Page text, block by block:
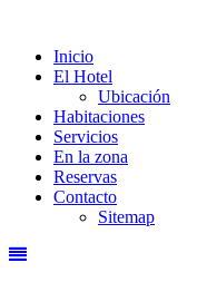
Inicio
El Hotel
Ubicación
Habitaciones
Servicios
En la zona
Reservas
Contacto
Sitemap